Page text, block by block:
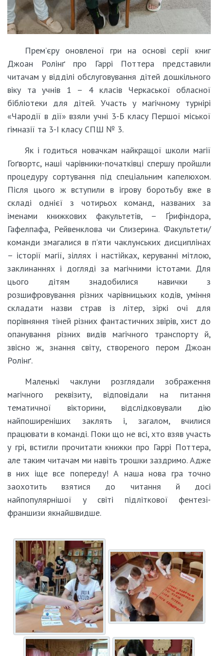
Прем’єру оновленої гри на основі серії книг
Джоан Ролінґ про Гаррі Поттера представили
читачам у відділі обслуговування дітей дошкільного
віку та учнів 1 – 4 класів Черкаської обласної
бібліотеки для дітей. Участь у магічному турнірі
«Чародії в дії» взяли учні 3-Б класу Першої міської
гімназії та 3-І класу СПШ № 3.
Як і годиться новачкам найкращої школи магії
Гоґвортс, наші чарівники-початківці спершу пройшли
процедуру сортування під спеціальним капелюхом.
Після цього ж вступили в ігрову боротьбу вже в
складі однієї з чотирьох команд, названих за
іменами книжкових факультетів, – Ґрифіндора,
Гафелпафа, Рейвенклова чи Слизерина. Факультети/
команди змагалися в п’яти чаклунських дисциплінах
– історії магії, зіллях і настійках, керуванні мітлою,
заклинаннях і догляді за магічними істотами. Для
цього дітям знадобилися навички з
розшифровування різних чарівницьких кодів, уміння
складати назви страв із літер, зіркі очі для
порівняння тіней різних фантастичних звірів, хист до
опанування різних видів магічного транспорту й,
звісно ж, знання світу, створеного пером Джоан
Ролінґ.
Маленькі чаклуни розглядали зображення
магічного реквізиту, відповідали на питання
тематичної вікторини, відслідковували дію
найпоширеніших заклять і, загалом, вчилися
працювати в команді. Поки що не всі, хто взяв участь
у грі, встигли прочитати книжки про Гаррі Поттера,
але таким читачам ми навіть трошки заздримо. Адже
в них іще все попереду! А наша нова гра точно
заохотить взятися до читання й досі
найпопулярнішої у світі підліткової фентезі-
франшизи якнайшвидше.